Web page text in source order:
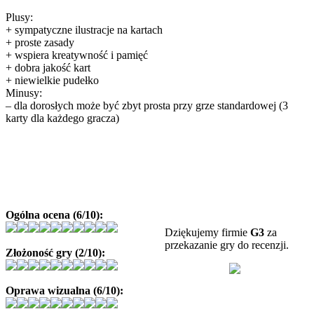
Plusy:
+ sympatyczne ilustracje na kartach
+ proste zasady
+ wspiera kreatywność i pamięć
+ dobra jakość kart
+ niewielkie pudełko
Minusy:
– dla dorosłych może być zbyt prosta przy grze standardowej (3
karty dla każdego gracza)
Dziękujemy firmie G3 za
przekazanie gry do recenzji.
Ogólna ocena (6/10):
Złożoność gry (2/10):
Oprawa wizualna (6/10):